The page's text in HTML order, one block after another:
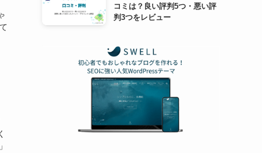
コミは？良い評判5つ・悪い評
判3つをレビュー